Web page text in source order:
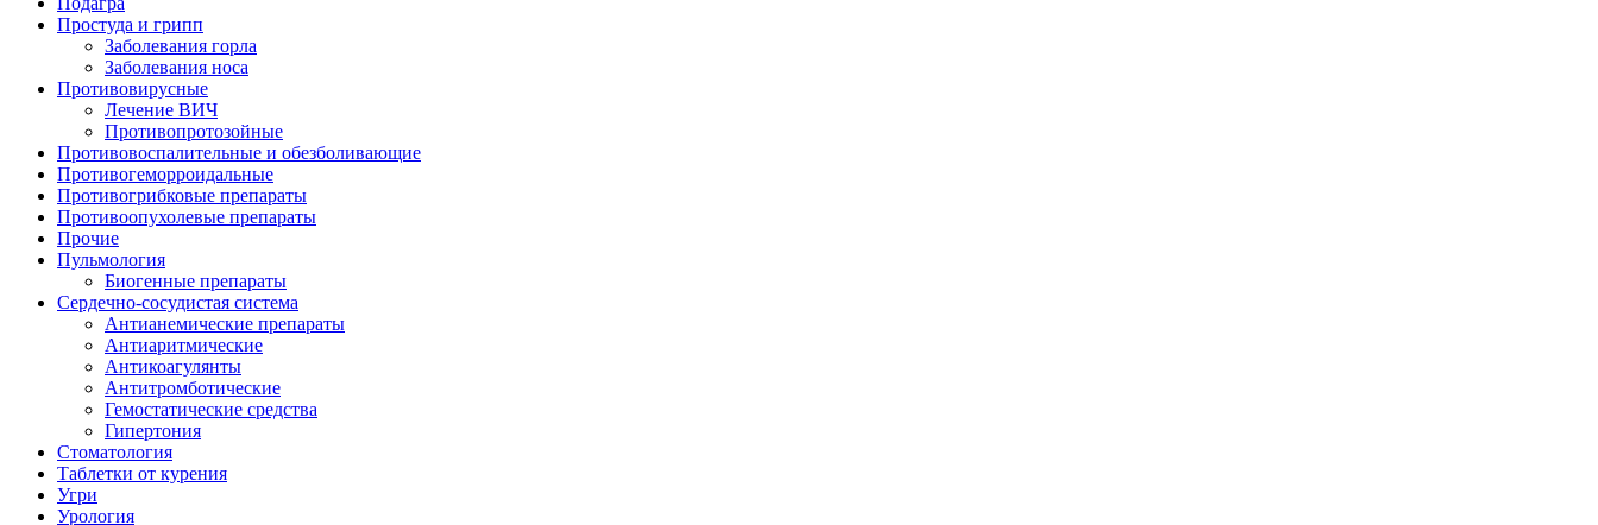
Простуда и грипп
Заболевания горла
Заболевания носа
Противовирусные
Лечение ВИЧ
Противопротозойные
Противовоспалительные и обезболивающие
Противогеморроидальные
Противогрибковые препараты
Противоопухолевые препараты
Прочие
Пульмология
Биогенные препараты
Сердечно-сосудистая система
Антианемические препараты
Антиаритмические
Антикоагулянты
Антитромботические
Гемостатические средства
Гипертония
Стоматология
Таблетки от курения
Угри
Урология